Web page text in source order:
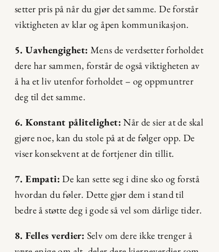
setter pris på når du gjør det samme. De forstår
viktigheten av klar og åpen kommunikasjon.
5. Uavhengighet: Mens de verdsetter forholdet
dere har sammen, forstår de også viktigheten av
å ha et liv utenfor forholdet – og oppmuntrer
deg til det samme.
6. Konstant pålitelighet: Når de sier at de skal
gjøre noe, kan du stole på at de følger opp. De
viser konsekvent at de fortjener din tillit.
7. Empati: De kan sette seg i dine sko og forstå
hvordan du føler. Dette gjør dem i stand til
bedre å støtte deg i gode så vel som dårlige tider.
8. Felles verdier: Selv om dere ikke trenger å